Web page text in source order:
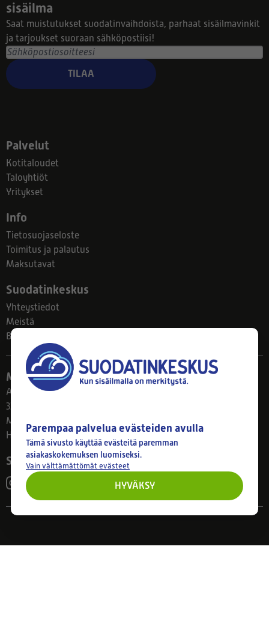
sisäilma
Saat muistutukset suodatinvaihdoista, parhaat sisäilmavinkit
ja tarjoukset suoraan sähköpostiisi!
TILAA
Palvelut
Kotitaloudet
Taloyhtiöt
Yritykset
Info
Tietosuojaseloste
Toimitus ja palautus
Maksutavat
Suodatinkeskus
Yhteystiedot
Meistä
Blogi
Myymälä
Ahlmanintie 61
33800 Tampere
Ma–Pe 8–17
Huom! Myymälän poikkeusaukiolot: 27.7.-21.8. klo 8-16
Seuraa meitä
Parempaa palvelua evästeiden avulla
Tämä sivusto käyttää evästeitä paremman
asiakaskokemuksen luomiseksi.
Vain välttämättömät evästeet
HYVÄKSY